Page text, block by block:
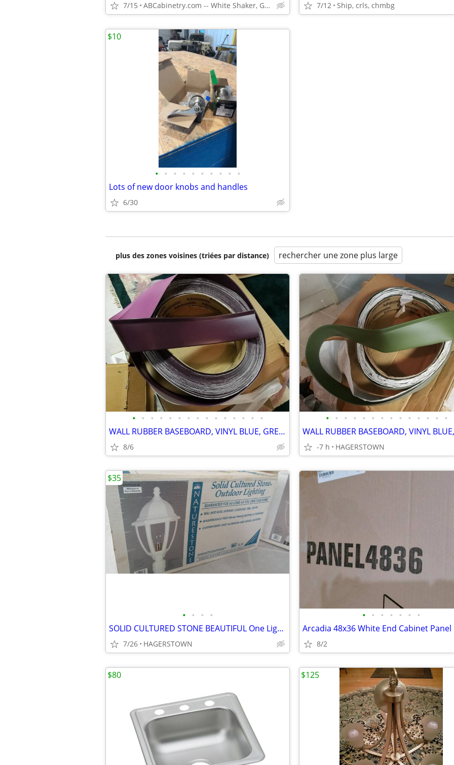
7/15 ABCabinetry.com -- White Shaker, Gray Shaker, Raised Panel 7/12 Ship, crls, chmbg
• • • • • • • • • •
Lots of new door knobs and handles
6/30
$10
plus des zones voisines (triées par distance) rechercher une zone plus large
• • • • • • • • • • • • • • •
WALL RUBBER BASEBOARD, VINYL BLUE, GREEN, PINK
8/6
• • • • • • • • • • • • • •
-7 h HAGERSTOWN
• • • •
SOLID CULTURED STONE BEAUTIFUL One Light Post Lantern pole light
7/26 HAGERSTOWN
$35
• • • • • • •
Arcadia 48x36 White End Cabinet Panel
8/2
$80 $125